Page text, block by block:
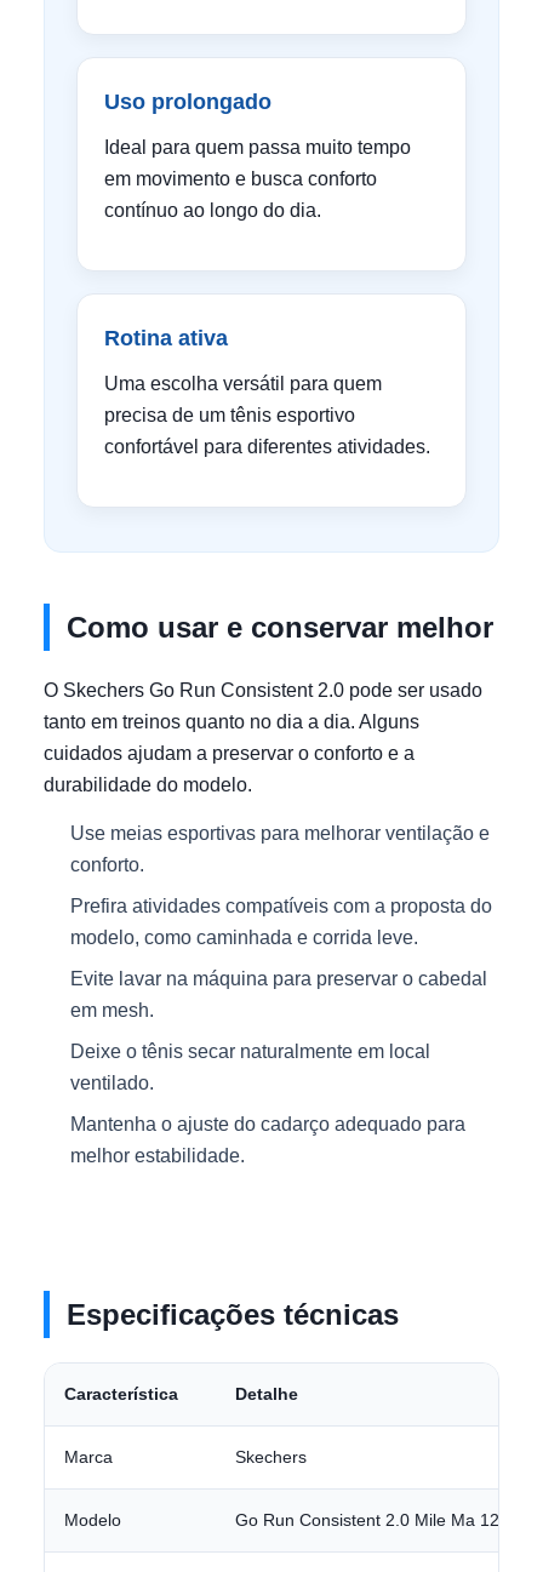
Uso prolongado
Ideal para quem passa muito tempo
em movimento e busca conforto
contínuo ao longo do dia.
Rotina ativa
Uma escolha versátil para quem
precisa de um tênis esportivo
confortável para diferentes atividades.
Como usar e conservar melhor
O Skechers Go Run Consistent 2.0 pode ser usado
tanto em treinos quanto no dia a dia. Alguns
cuidados ajudam a preservar o conforto e a
durabilidade do modelo.
Use meias esportivas para melhorar ventilação e
conforto.
Prefira atividades compatíveis com a proposta do
modelo, como caminhada e corrida leve.
Evite lavar na máquina para preservar o cabedal
em mesh.
Deixe o tênis secar naturalmente em local
ventilado.
Mantenha o ajuste do cadarço adequado para
melhor estabilidade.
Especificações técnicas
Característica Detalhe
Marca Skechers
Modelo Go Run Consistent 2.0 Mile Ma